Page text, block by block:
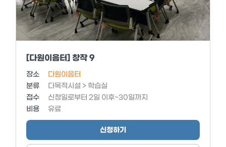
[다원이음터] 창작 9
장소
다원이음터
분류
다목적시설 > 학습실
접수
신청일로부터 2일 이후~30일까지
비용
유료
신청하기